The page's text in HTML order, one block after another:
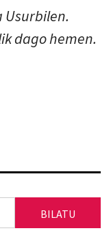
Usurbilen.
dago hemen.